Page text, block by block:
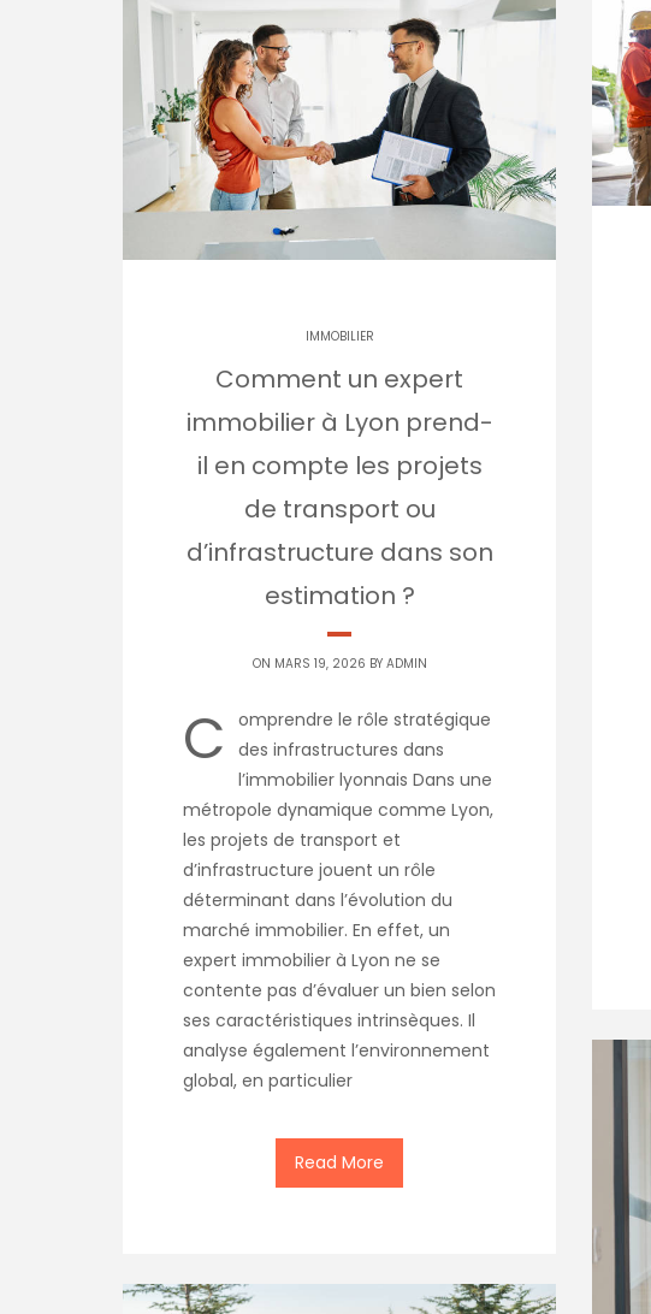
IMMOBILIER
Comment un expert
immobilier à Lyon prend-
il en compte les projets
de transport ou
d’infrastructure dans son
estimation ?
ON MARS 19, 2026 BY ADMIN
C
omprendre le rôle stratégique
des infrastructures dans
l’immobilier lyonnais Dans une
métropole dynamique comme Lyon,
les projets de transport et
d’infrastructure jouent un rôle
déterminant dans l’évolution du
marché immobilier. En effet, un
expert immobilier à Lyon ne se
contente pas d’évaluer un bien selon
ses caractéristiques intrinsèques. Il
analyse également l’environnement
global, en particulier
Read More